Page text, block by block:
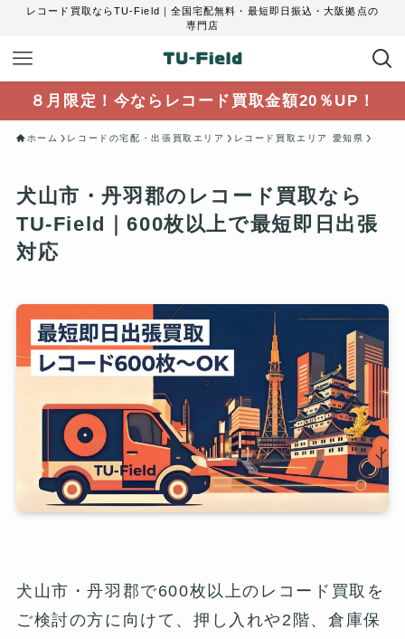
レコード買取ならTU-Field｜全国宅配無料・最短即日振込・大阪拠点の
専門店
８月限定！今ならレコード買取金額20％UP！
ホーム レコードの宅配・出張買取エリア レコード買取エリア 愛知県
犬山市・丹羽郡のレコード買取なら
TU-Field｜600枚以上で最短即日出張
対応
犬山市・丹羽郡で600枚以上のレコード買取を
ご検討の方に向けて、押し入れや2階、倉庫保